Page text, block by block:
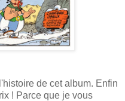
de cet album. Enfin
! Parce que je vous